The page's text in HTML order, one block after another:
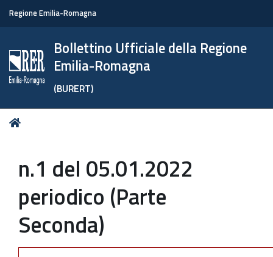
Regione Emilia-Romagna
Bollettino Ufficiale della Regione
Emilia-Romagna
(BURERT)
Tu
n.1 del 05.01.2022
periodico (Parte
Seconda)